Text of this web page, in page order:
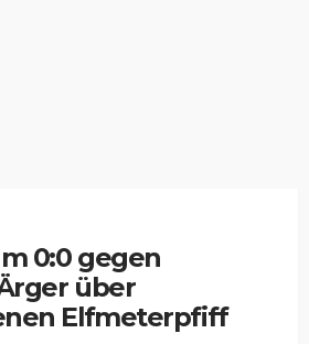
0:0 gegen
über
Elfmeterpfiff